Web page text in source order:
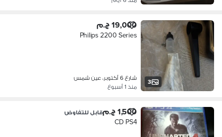
3
19,000 ج.م
Philips 2200 Series
شارع 6 أكتوبر، عين شمس
منذ 1 أسبوع
1,500 ج.م قابل للتفاوض
CD PS4